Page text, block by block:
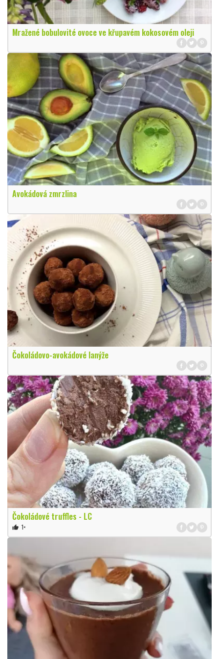
Mražené bobulovité ovoce ve křupavém kokosovém oleji
Avokádová zmrzlina
Čokoládovo-avokádové lanýže
Čokoládové truffles - LC
thumb_up 1×